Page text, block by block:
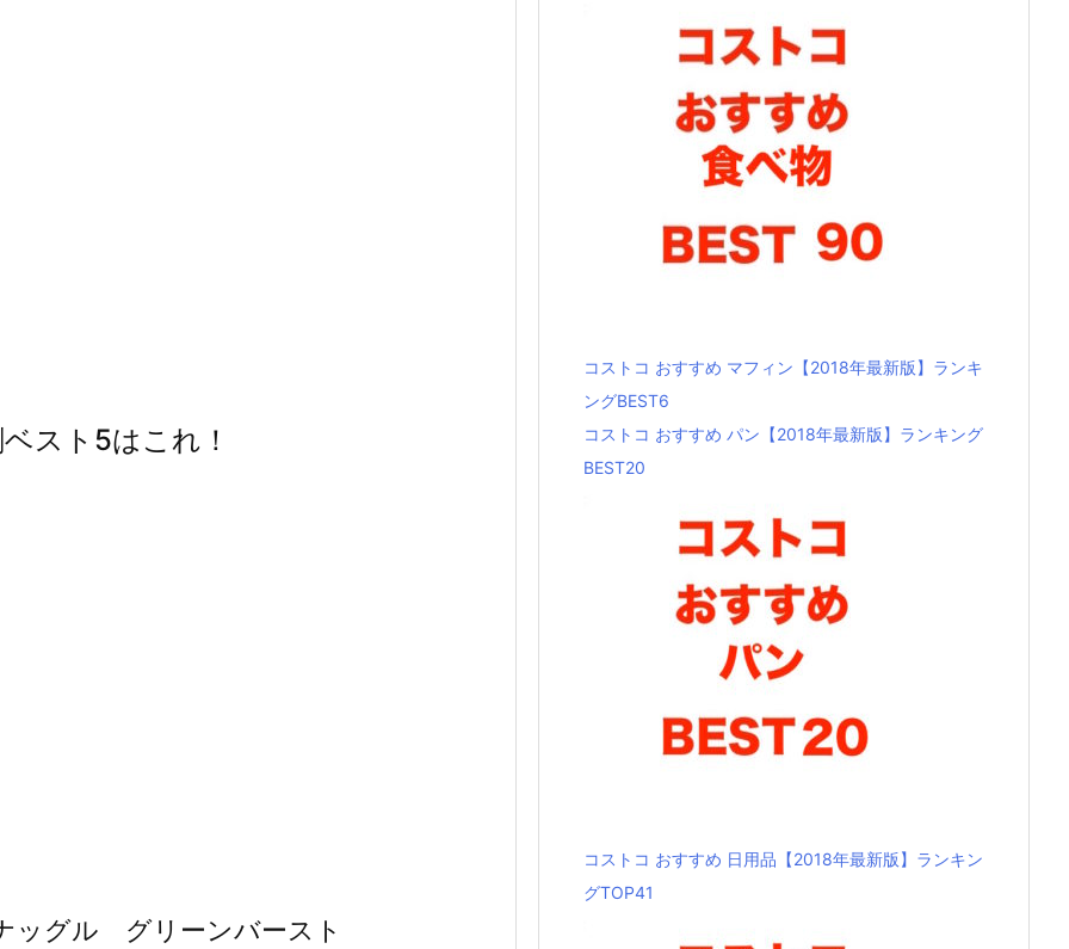
スト5はこれ！
ッグル グリーンバースト
コストコ おすすめ マフィン【2018年最新版】ランキ
ングBEST6
コストコ おすすめ パン【2018年最新版】ランキング
BEST20
コストコ おすすめ 日用品【2018年最新版】ランキン
グTOP41